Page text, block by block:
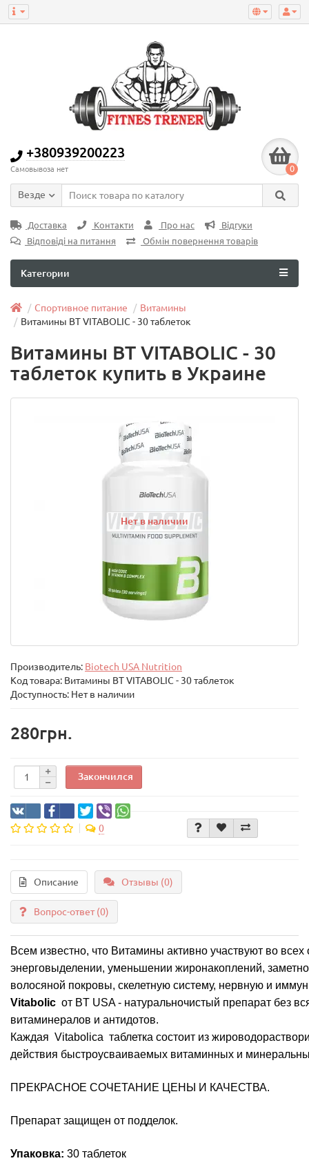
+380939200223
Самовывоза нет 0
Везде
Доставка Контакти Про нас
Відгуки
Відповіді на питання
Обмін повернення товарів
Категории
Спортивное питание
Витамины
Витамины BT VITABOLIC - 30 таблеток
Витамины BT VITABOLIC - 30
таблеток купить в Украине
Нет в наличии
Производитель: Biotech USA Nutrition
Код товара: Витамины BT VITABOLIC - 30 таблеток
Доступность: Нет в наличии
280грн.
Закончился
0
Описание Отзывы (0)
Вопрос-ответ(0)
Всем известно, что Витамины активно участвуют во
энерговыделении, уменьшении жиронакоплений,
волосяной покровы, скелетную систему, нервную и
Vitabolic от BT USA - натуральночистый препарат без
витаминералов и антидотов.
Каждая Vitabolicа таблетка состоит из
действия быстроусваиваемых витаминных и
ПРЕКРАСНОЕ СОЧЕТАНИЕ ЦЕНЫ И КАЧЕСТВА.
Препарат защищен от подделок.
Упаковка: 30 таблеток